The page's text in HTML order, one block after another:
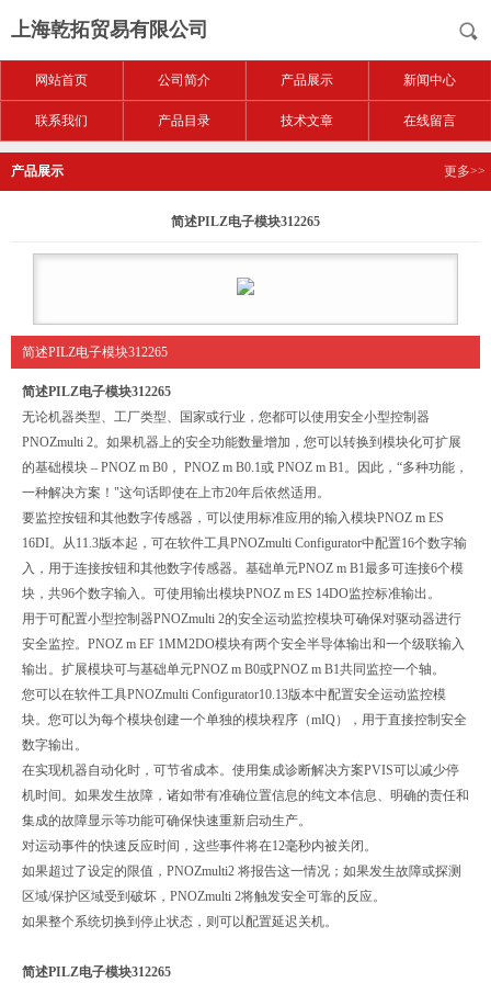
上海乾拓贸易有限公司
网站首页 公司简介 产品展示 新闻中心
联系我们 产品目录 技术文章 在线留言
产品展示 更多>>
简述PILZ电子模块312265
简述PILZ电子模块312265
简述PILZ电子模块312265
无论机器类型、工厂类型、国家或行业，您都可以使用安全小型控制器
PNOZmulti 2。如果机器上的安全功能数量增加，您可以转换到模块化可扩展
的基础模块 – PNOZ m B0， PNOZ m B0.1或 PNOZ m B1。因此，“多种功能，
一种解决方案！"这句话即使在上市20年后依然适用。
要监控按钮和其他数字传感器，可以使用标准应用的输入模块PNOZ m ES
16DI。从11.3版本起，可在软件工具PNOZmulti Configurator中配置16个数字输
入，用于连接按钮和其他数字传感器。基础单元PNOZ m B1最多可连接6个模
块，共96个数字输入。可使用输出模块PNOZ m ES 14DO监控标准输出。
用于可配置小型控制器PNOZmulti 2的安全运动监控模块可确保对驱动器进行
安全监控。PNOZ m EF 1MM2DO模块有两个安全半导体输出和一个级联输入
输出。扩展模块可与基础单元PNOZ m B0或PNOZ m B1共同监控一个轴。
您可以在软件工具PNOZmulti Configurator10.13版本中配置安全运动监控模
块。您可以为每个模块创建一个单独的模块程序（mIQ），用于直接控制安全
数字输出。
在实现机器自动化时，可节省成本。使用集成诊断解决方案PVIS可以减少停
机时间。如果发生故障，诸如带有准确位置信息的纯文本信息、明确的责任和
集成的故障显示等功能可确保快速重新启动生产。
对运动事件的快速反应时间，这些事件将在12毫秒内被关闭。
如果超过了设定的限值，PNOZmulti2 将报告这一情况；如果发生故障或探测
区域/保护区域受到破坏，PNOZmulti 2将触发安全可靠的反应。
如果整个系统切换到停止状态，则可以配置延迟关机。
简述PILZ电子模块312265